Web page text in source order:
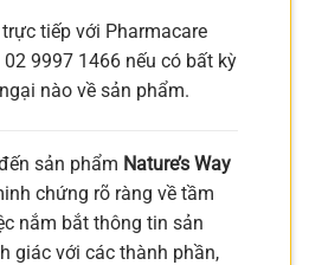
tiếp với Pharmacare
9997 1466 nếu có bất kỳ
nào về sản phẩm.
sản phẩm Nature’s Way
chứng rõ ràng về tầm
nắm bắt thông tin sản
giác với các thành phần,